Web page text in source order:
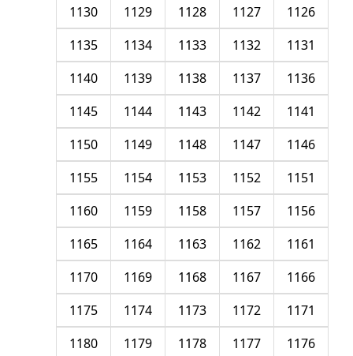
1126
1127
1128
1129
1130
1131
1132
1133
1134
1135
1136
1137
1138
1139
1140
1141
1142
1143
1144
1145
1146
1147
1148
1149
1150
1151
1152
1153
1154
1155
1156
1157
1158
1159
1160
1161
1162
1163
1164
1165
1166
1167
1168
1169
1170
1171
1172
1173
1174
1175
1176
1177
1178
1179
1180